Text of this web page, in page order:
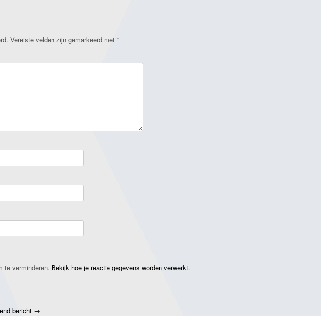
Vereiste velden zijn gemarkeerd met *
te verminderen. Bekijk hoe je reactie gegevens worden verwerkt.
bericht →